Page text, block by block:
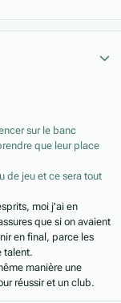
sur le banc
que leur place
de jeu et ce sera tout
moi j'ai en
que si on avaient
en final, parce les
talent.
manière une
réussir et un club.